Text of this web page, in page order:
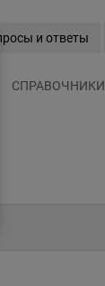
и ответы
СПРАВОЧНИКИ